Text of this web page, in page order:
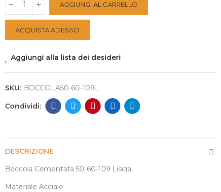
AGGIUNGI AL CARRELLO
ACQUISTA ADESSO
Aggiungi alla lista dei desideri
SKU: BOCCOLA50-60-109L
DESCRIZIONE
Boccola Cementata 50-60-109 Liscia
Materiale Acciaio